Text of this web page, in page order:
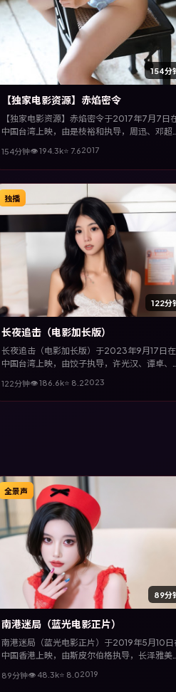
154分
【独家电影资源】赤焰密令
【独家电影资源】赤焰密令于2017年7月7日
中国台湾上映，由是枝裕和执导，周迅、邓超、
事线交织收束，悬念与情感并重，适合喜欢强情
节的观众。
154分钟👁194.3k⭐ 7.62017
122分
独播
长夜追击（电影加长版）
长夜追击（电影加长版）于2023年9月17日在
中国台湾上映，由饺子执导，许光汉、谭卓、甄
实事件与社会议题，兼具娱乐性与思考空间。
122分钟👁186.6k⭐ 8.22023
89分
全景声
南港迷局（蓝光电影正片）
南港迷局（蓝光电影正片）于2019年5月10日
中国香港上映，由斯皮尔伯格执导，长泽雅美、
线，多条叙事线交织收束，悬念与情感并重，适
89分钟👁 48.3k⭐ 8.02019